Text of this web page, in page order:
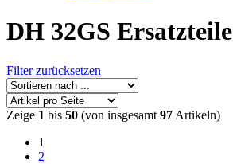
DH 32GS Ersatzteile
Filter zurücksetzen
Zeige 1 bis 50 (von insgesamt 97 Artikeln)
1
2